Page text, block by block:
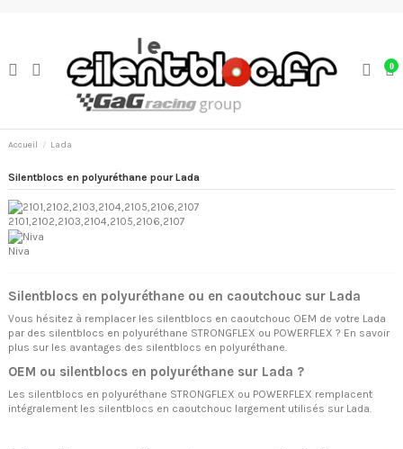
0
Accueil Lada
Silentblocs en polyuréthane pour Lada
2101,2102,2103,2104,2105,2106,2107
Niva
Silentblocs en polyuréthane ou en caoutchouc sur Lada
Vous hésitez à remplacer les silentblocs en caoutchouc OEM de votre Lada
par des silentblocs en polyuréthane STRONGFLEX ou POWERFLEX ? En savoir
plus sur les avantages des silentblocs en polyuréthane.
OEM ou silentblocs en polyuréthane sur Lada ?
Les silentblocs en polyuréthane STRONGFLEX ou POWERFLEX remplacent
intégralement les silentblocs en caoutchouc largement utilisés sur Lada.